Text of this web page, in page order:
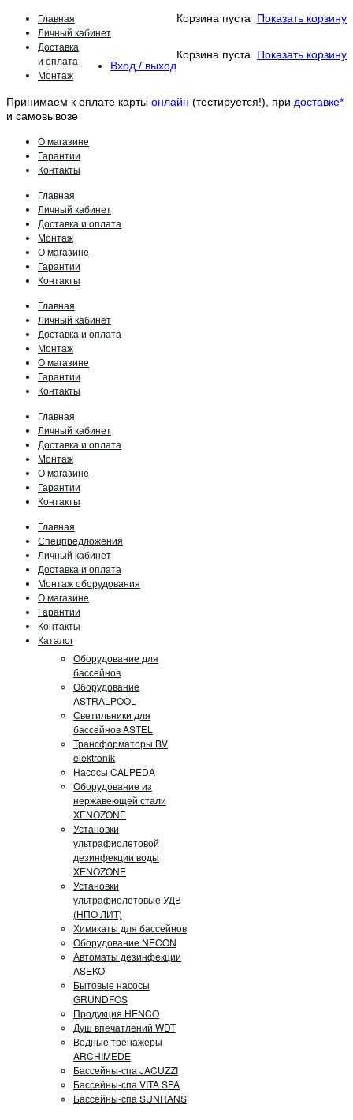
Корзина пуста Показать корзину
Корзина пуста
Показать корзину
Вход / выход
Принимаем к оплате карты онлайн (тестируется!), при доставке*
и самовывозе
Главная
Личный кабинет
Доставка
и оплата
Монтаж
О магазине
Гарантии
Контакты
Главная
Личный кабинет
Доставка и оплата
Монтаж
О магазине
Гарантии
Контакты
Главная
Личный кабинет
Доставка и оплата
Монтаж
О магазине
Гарантии
Контакты
Главная
Личный кабинет
Доставка и оплата
Монтаж
О магазине
Гарантии
Контакты
Главная
Спецпредложения
Личный кабинет
Доставка и оплата
Монтаж оборудования
О магазине
Гарантии
Контакты
Каталог
Оборудование для
бассейнов
Оборудование
ASTRALPOOL
Светильники для
бассейнов ASTEL
Трансформаторы BV
elektronik
Насосы CALPEDA
Оборудование из
нержавеющей стали
XENOZONE
Установки
ультрафиолетовой
дезинфекции воды
XENOZONE
Установки
ультрафиолетовые УДВ
(НПО ЛИТ)
Химикаты для бассейнов
Оборудование NECON
Автоматы дезинфекции
ASEKO
Бытовые насосы
GRUNDFOS
Продукция HENCO
Душ впечатлений WDT
Водные тренажеры
ARCHIMEDE
Бассейны-спа JACUZZI
Бассейны-спа VITA SPA
Бассейны-спа SUNRANS